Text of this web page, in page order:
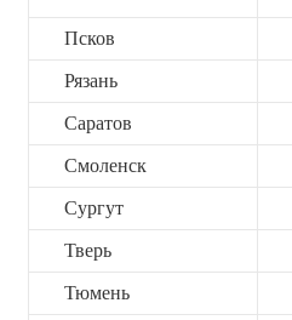
Псков
Рязань
Саратов
Смоленск
Сургут
Тверь
Тюмень